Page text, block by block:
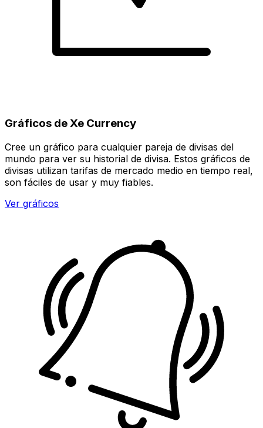
Gráficos de Xe Currency
Cree un gráfico para cualquier pareja de divisas del
mundo para ver su historial de divisa. Estos gráficos de
divisas utilizan tarifas de mercado medio en tiempo real,
son fáciles de usar y muy fiables.
Ver gráficos